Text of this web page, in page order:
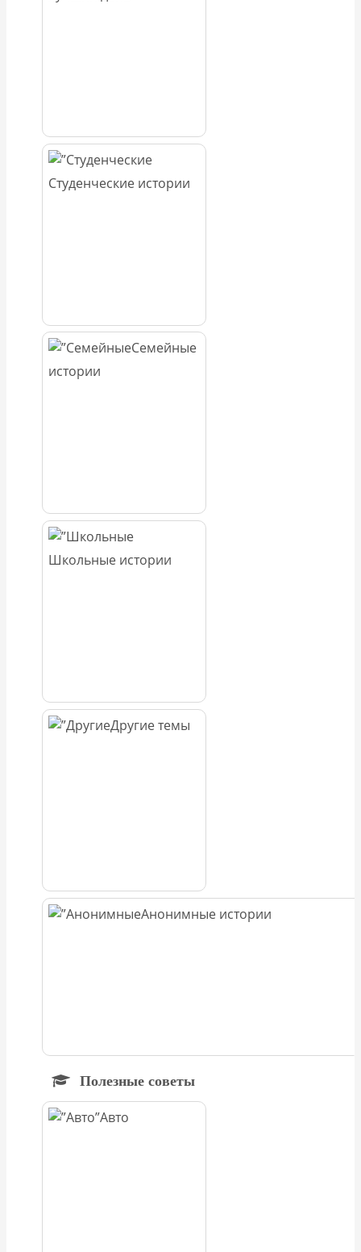
Студенческие истории
Семейные
истории
Школьные истории
Другие темы
Анонимные истории
Полезные советы
Авто